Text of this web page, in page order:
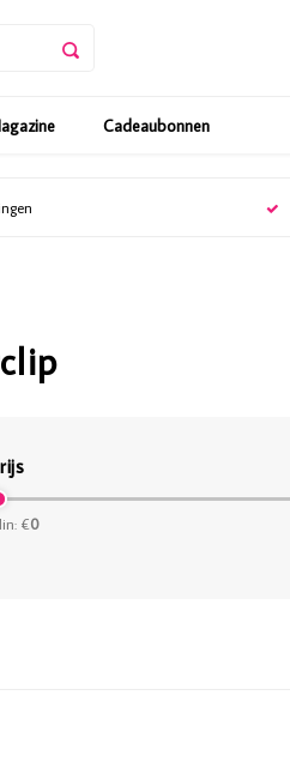
Cadeaubonnen
€0